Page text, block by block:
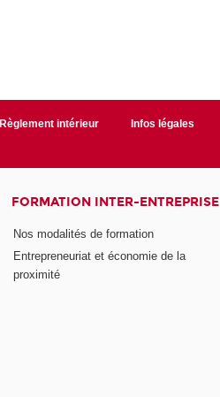
Règlement intérieur Infos légales
FORMATION INTER-ENTREPRISE
Nos modalités de formation
Entrepreneuriat et économie de la
proximité